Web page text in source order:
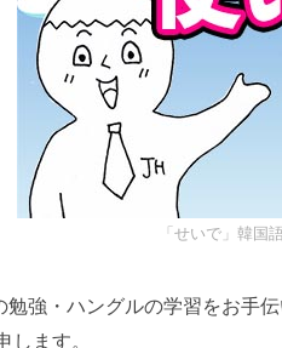
「せいで」韓国
勉強・ハングルの学習をお手
します。